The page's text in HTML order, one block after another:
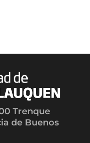
Trenque
de Buenos